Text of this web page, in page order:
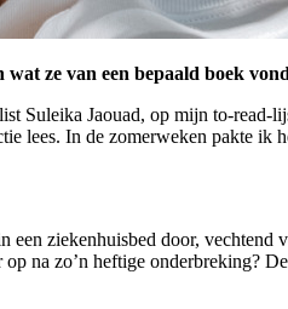
ze van een bepaald boek
Suleika Jaouad, op mijn to-
lees. In de zomerweken pakte ik
een ziekenhuisbed door,
na zo’n heftige onderbreking?